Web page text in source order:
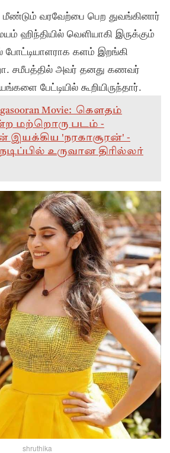
வரவேற்பை பெற துவங்கினார்
ஹிந்தியில் வெளியாகி இருக்கும்
போட்டியாளராக களம் இறங்கி
சமீபத்தில் அவர் தனது கணவர்
பேட்டியில் கூறியிருந்தார்.
Movie: கௌதம்
மற்றொரு படம் -
இயக்கிய 'நரகாசூரன்' -
உருவான திரில்லர்
shruthika